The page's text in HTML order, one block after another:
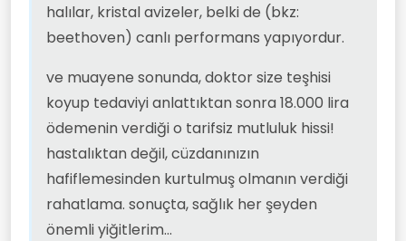
halılar, kristal avizeler, belki de (bkz:
beethoven) canlı performans yapıyordur.
ve muayene sonunda, doktor size teşhisi
koyup tedaviyi anlattıktan sonra 18.000 lira
ödemenin verdiği o tarifsiz mutluluk hissi!
hastalıktan değil, cüzdanınızın
hafiflemesinden kurtulmuş olmanın verdiği
rahatlama. sonuçta, sağlık her şeyden
önemli yiğitlerim...